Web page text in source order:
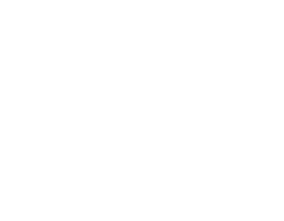
Допустимый температурный